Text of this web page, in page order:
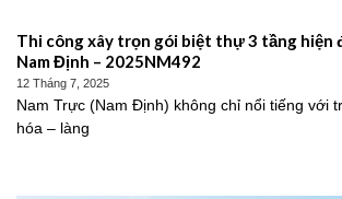
Thi công xây trọn gói biệt thự 3 tầng hiện
Nam Định – 2025NM492
12 Tháng 7, 2025
Nam Trực (Nam Định) không chỉ nổi tiếng với
hóa – làng